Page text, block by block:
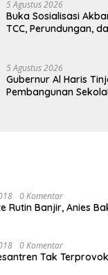
5 Agustus 2026
Buka Sosialisasi
TCC, Perundungan,
masa depan sudah
5 Agustus 2026
Gubernur Al Haris
Pembangunan
0 Komentar
Rutin Banjir, Anies
0 Komentar
Tak